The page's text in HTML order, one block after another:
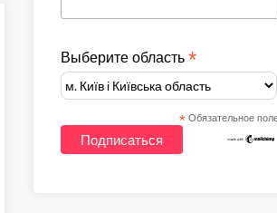
Выберите область*
* Обязательное